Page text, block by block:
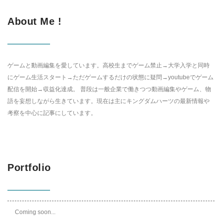
About Me !
ゲームと動画編集を愛しています。高校生までゲーム禁止→大学入学と同時
にゲーム生活スタート→ただゲームするだけの状態に疑問→youtubeでゲーム
配信を開始→収益化達成。 普段は一般企業で働きつつ動画編集やゲーム、物
語を妄想しながら生きています。現在は主にキングダムハーツの最新情報や
考察を中心に記事にしています。
Portfolio
Coming soon...